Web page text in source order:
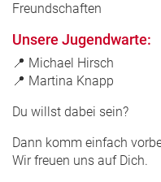
Freundschaften
Unsere Jugendwarte:
📍 Michael Hirsch
📍 Martina Knapp
Du willst dabei sein?
Dann komm einfach
Wir freuen uns auf Dich.